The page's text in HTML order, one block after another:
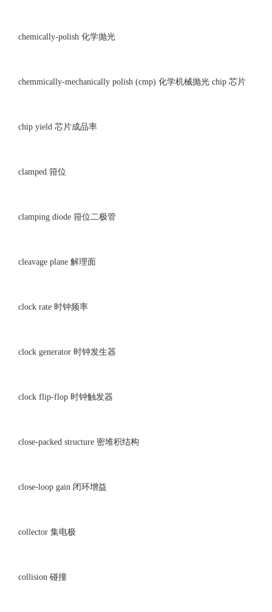
chemically-polish 化学抛光
chemmically-mechanically polish (cmp) 化学机械抛光 chip 芯片
chip yield 芯片成品率
clamped 箝位
clamping diode 箝位二极管
cleavage plane 解理面
clock rate 时钟频率
clock generator 时钟发生器
clock flip-flop 时钟触发器
close-packed structure 密堆积结构
close-loop gain 闭环增益
collector 集电极
collision 碰撞